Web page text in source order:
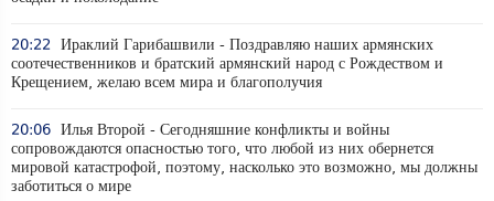
20:22 Ираклий Гарибашвили - Поздравляю наших армянских
соотечественников и братский армянский народ с Рождеством и
Крещением, желаю всем мира и благополучия
20:06 Илья Второй - Сегодняшние конфликты и войны
сопровождаются опасностью того, что любой из них обернется
мировой катастрофой, поэтому, насколько это возможно, мы должны
заботиться о мире